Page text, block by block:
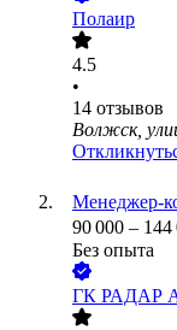
Полаир
4.5
•
14 отзывов
Волжск,
Менеджер-
90 000 – 144
Без опыта
ГК РАДАР